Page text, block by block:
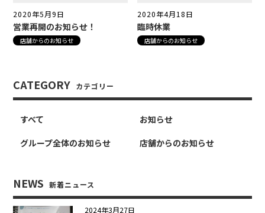
2020年5月9日
営業再開のお知らせ！
店舗からのお知らせ
2020年4月18日
臨時休業
店舗からのお知らせ
CATEGORY カテゴリー
すべて
お知らせ
グループ全体のお知らせ
店舗からのお知らせ
NEWS 新着ニュース
2024年3月27日